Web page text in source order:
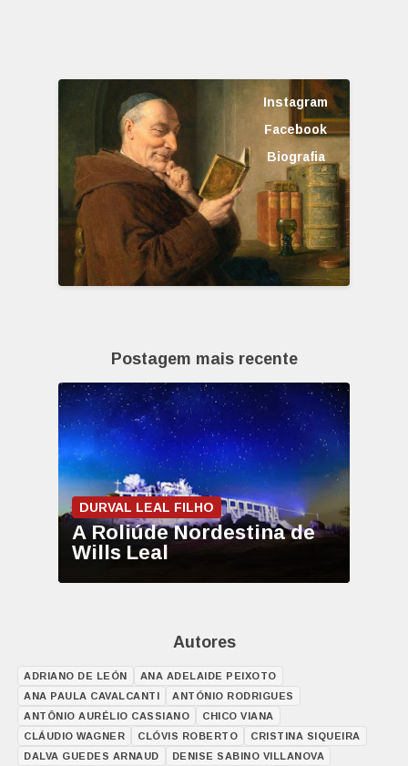
Instagram
Facebook
Biografia
Postagem mais recente
DURVAL LEAL FILHO
A Roliúde Nordestina de
Wills Leal
Autores
ADRIANO DE LEÓN
ANA ADELAIDE PEIXOTO
ANA PAULA CAVALCANTI
ANTÓNIO RODRIGUES
ANTÔNIO AURÉLIO CASSIANO
CHICO VIANA
CLÁUDIO WAGNER
CLÓVIS ROBERTO
CRISTINA SIQUEIRA
DALVA GUEDES ARNAUD
DENISE SABINO VILLANOVA